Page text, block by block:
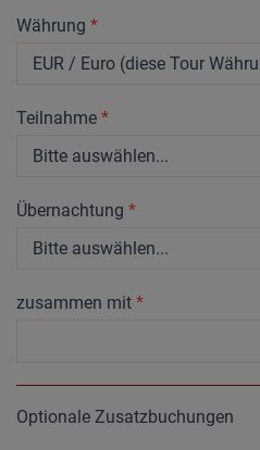
Währung *
Teilnahme *
Übernachtung *
zusammen mit *
Optionale Zusatzbuchungen